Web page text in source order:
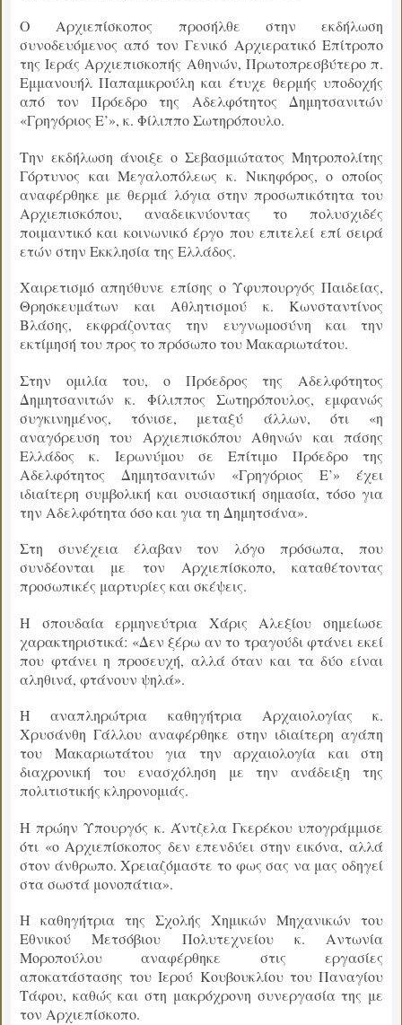
Ο Αρχιεπίσκοπος προσήλθε στην εκδήλωση
συνοδευόμενος από τον Γενικό Αρχιερατικό Επίτροπο
της Ιεράς Αρχιεπισκοπής Αθηνών, Πρωτοπρεσβύτερο π.
Εμμανουήλ Παπαμικρούλη και έτυχε θερμής υποδοχής
από τον Πρόεδρο της Αδελφότητος Δημητσανιτών
«Γρηγόριος Ε’», κ. Φίλιππο Σωτηρόπουλο.
Την εκδήλωση άνοιξε ο Σεβασμιώτατος Μητροπολίτης
Γόρτυνος και Μεγαλοπόλεως κ. Νικηφόρος, ο οποίος
αναφέρθηκε με θερμά λόγια στην προσωπικότητα του
Αρχιεπισκόπου, αναδεικνύοντας το πολυσχιδές
ποιμαντικό και κοινωνικό έργο που επιτελεί επί σειρά
ετών στην Εκκλησία της Ελλάδος.
Χαιρετισμό απηύθυνε επίσης ο Υφυπουργός Παιδείας,
Θρησκευμάτων και Αθλητισμού κ. Κωνσταντίνος
Βλάσης, εκφράζοντας την ευγνωμοσύνη και την
εκτίμησή του προς το πρόσωπο του Μακαριωτάτου.
Στην ομιλία του, ο Πρόεδρος της Αδελφότητος
Δημητσανιτών κ. Φίλιππος Σωτηρόπουλος, εμφανώς
συγκινημένος, τόνισε, μεταξύ άλλων, ότι «η
αναγόρευση του Αρχιεπισκόπου Αθηνών και πάσης
Ελλάδος κ. Ιερωνύμου σε Επίτιμο Πρόεδρο της
Αδελφότητος Δημητσανιτών «Γρηγόριος Ε’» έχει
ιδιαίτερη συμβολική και ουσιαστική σημασία, τόσο για
την Αδελφότητα όσο και για τη Δημητσάνα».
Στη συνέχεια έλαβαν τον λόγο πρόσωπα, που
συνδέονται με τον Αρχιεπίσκοπο, καταθέτοντας
προσωπικές μαρτυρίες και σκέψεις.
Η σπουδαία ερμηνεύτρια Χάρις Αλεξίου σημείωσε
χαρακτηριστικά: «Δεν ξέρω αν το τραγούδι φτάνει εκεί
που φτάνει η προσευχή, αλλά όταν και τα δύο είναι
αληθινά, φτάνουν ψηλά».
Η αναπληρώτρια καθηγήτρια Αρχαιολογίας κ.
Χρυσάνθη Γάλλου αναφέρθηκε στην ιδιαίτερη αγάπη
του Μακαριωτάτου για την αρχαιολογία και στη
διαχρονική του ενασχόληση με την ανάδειξη της
πολιτιστικής κληρονομιάς.
Η πρώην Υπουργός κ. Άντζελα Γκερέκου υπογράμμισε
ότι «ο Αρχιεπίσκοπος δεν επενδύει στην εικόνα, αλλά
στον άνθρωπο. Χρειαζόμαστε το φως σας να μας οδηγεί
στα σωστά μονοπάτια».
Η καθηγήτρια της Σχολής Χημικών Μηχανικών του
Εθνικού Μετσόβιου Πολυτεχνείου κ. Αντωνία
Μοροπούλου αναφέρθηκε στις εργασίες
αποκατάστασης του Ιερού Κουβουκλίου του Παναγίου
Τάφου, καθώς και στη μακρόχρονη συνεργασία της με
τον Αρχιεπίσκοπο.